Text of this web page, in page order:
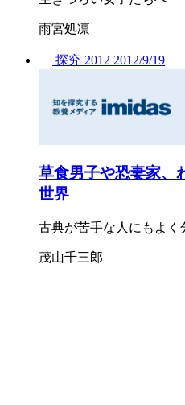
雨宮処凛
探究 2012 2012/9/19
草食男子や恐妻家、
世界
古典が苦手な人にもよく
茂山千三郎